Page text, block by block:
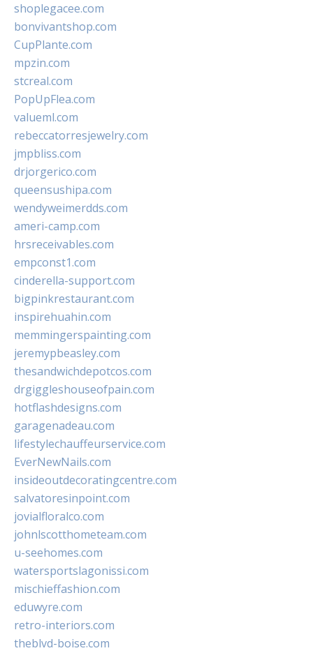
shoplegacee.com
bonvivantshop.com
CupPlante.com
mpzin.com
stcreal.com
PopUpFlea.com
valueml.com
rebeccatorresjewelry.com
jmpbliss.com
drjorgerico.com
queensushipa.com
wendyweimerdds.com
ameri-camp.com
hrsreceivables.com
empconst1.com
cinderella-support.com
bigpinkrestaurant.com
inspirehuahin.com
memmingerspainting.com
jeremypbeasley.com
thesandwichdepotcos.com
drgiggleshouseofpain.com
hotflashdesigns.com
garagenadeau.com
lifestylechauffeurservice.com
EverNewNails.com
insideoutdecoratingcentre.com
salvatoresinpoint.com
jovialfloralco.com
johnlscotthometeam.com
u-seehomes.com
watersportslagonissi.com
mischieffashion.com
eduwyre.com
retro-interiors.com
theblvd-boise.com